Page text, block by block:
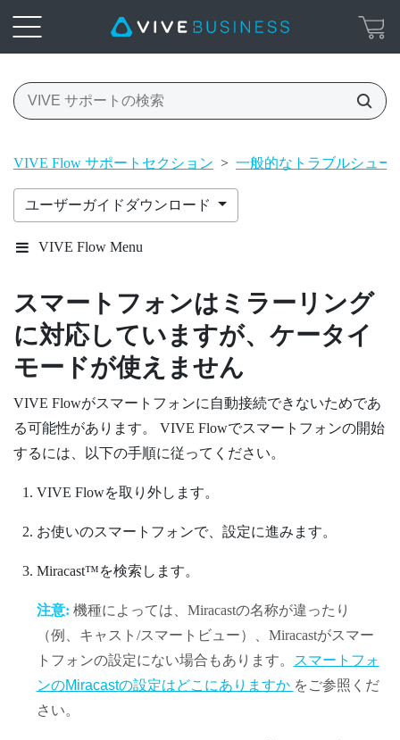
VIVE Flow サポートセクション > 一般的なトラブルシュー
ユーザーガイドダウンロード
VIVE Flow Menu
スマートフォンはミラーリング
に対応していますが、ケータイ
モードが使えません
VIVE Flowがスマートフォンに自動接続できないためであ
る可能性があります。 VIVE Flowでスマートフォンの開始
するには、以下の手順に従ってください。
VIVE Flowを取り外します。
お使いのスマートフォンで、設定に進みます。
Miracast™を検索します。
注意: 機種によっては、 Miracastの名称が違ったり
（例、キャスト/スマートビュー）、 Miracastがスマー
トフォンの設定にない場合もあります。
スマートフォ
ンのMiracastの設定はどこにありますか をご参照くだ
さい。